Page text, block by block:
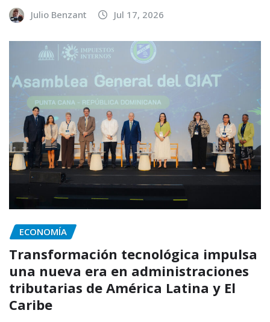
Julio Benzant Jul 17, 2026
ECONOMÍA
Transformación tecnológica impulsa
una nueva era en administraciones
tributarias de América Latina y El
Caribe